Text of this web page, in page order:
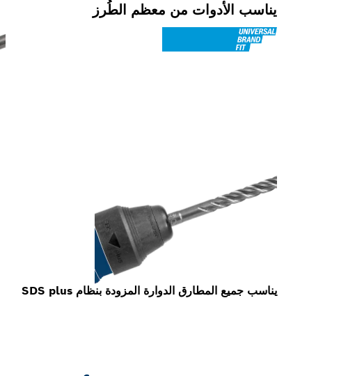
يناسب الأدوات من معظم الطُرز
يناسب جميع المطارق الدوارة المزودة بنظام SDS plus